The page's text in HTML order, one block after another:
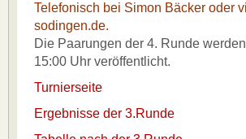
Telefonisch bei Simon Bäcker oder
sodingen.de.
Die Paarungen der 4. Runde
15:00 Uhr veröffentlicht.
Turnierseite
Ergebnisse der 3.Runde